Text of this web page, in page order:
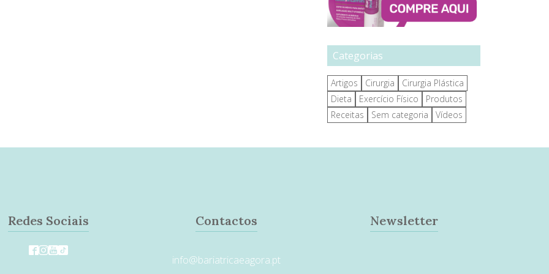
Categorias
Artigos Cirurgia
Cirurgia Plástica
Dieta
Exercício Físico
Produtos
Receitas
Sem categoria Vídeos
Redes Sociais Contactos
info@bariatricaeagora.pt
Newsletter